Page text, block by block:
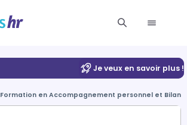
Je veux en savoir plus !
Formation en Accompagnement personnel et Bilan